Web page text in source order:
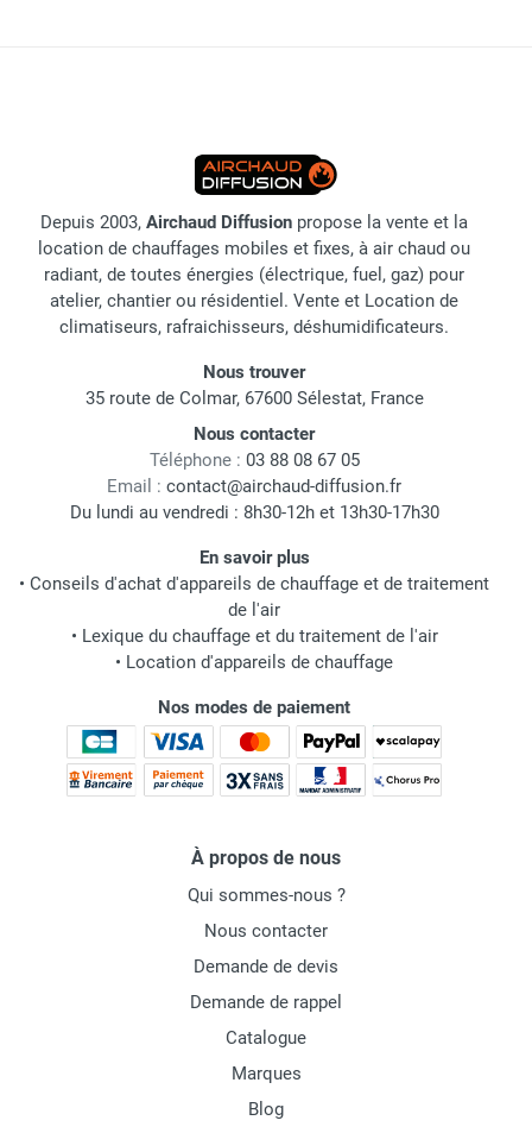
Depuis 2003, Airchaud Diffusion propose la vente et la
location de chauffages mobiles et fixes, à air chaud ou
radiant, de toutes énergies (électrique, fuel, gaz) pour
atelier, chantier ou résidentiel. Vente et Location de
climatiseurs, rafraichisseurs, déshumidificateurs.
Nous trouver
35 route de Colmar, 67600 Sélestat, France
Nous contacter
Téléphone : 03 88 08 67 05
Email : contact@airchaud-diffusion.fr
Du lundi au vendredi : 8h30-12h et 13h30-17h30
En savoir plus
• Conseils d'achat d'appareils de chauffage et de traitement
de l'air
• Lexique du chauffage et du traitement de l'air
• Location d'appareils de chauffage
Nos modes de paiement
À propos de nous
Qui sommes-nous ?
Nous contacter
Demande de devis
Demande de rappel
Catalogue
Marques
Blog